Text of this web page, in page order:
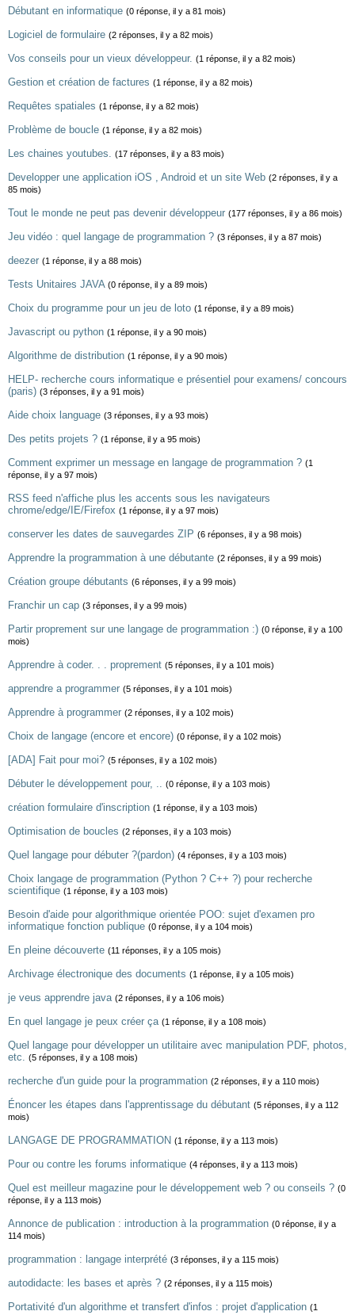
Débutant en informatique (0 réponse, il y a 81 mois)
Logiciel de formulaire (2 réponses, il y a 82 mois)
Vos conseils pour un vieux développeur. (1 réponse, il y a 82 mois)
Gestion et création de factures (1 réponse, il y a 82 mois)
Requêtes spatiales (1 réponse, il y a 82 mois)
Problème de boucle (1 réponse, il y a 82 mois)
Les chaines youtubes. (17 réponses, il y a 83 mois)
Developper une application iOS , Android et un site Web (2 réponses, il y a
85 mois)
Tout le monde ne peut pas devenir développeur (177 réponses, il y a 86 mois)
Jeu vidéo : quel langage de programmation ? (3 réponses, il y a 87 mois)
deezer (1 réponse, il y a 88 mois)
Tests Unitaires JAVA (0 réponse, il y a 89 mois)
Choix du programme pour un jeu de loto (1 réponse, il y a 89 mois)
Javascript ou python (1 réponse, il y a 90 mois)
Algorithme de distribution (1 réponse, il y a 90 mois)
HELP- recherche cours informatique e présentiel pour examens/ concours
(paris) (3 réponses, il y a 91 mois)
Aide choix language (3 réponses, il y a 93 mois)
Des petits projets ? (1 réponse, il y a 95 mois)
Comment exprimer un message en langage de programmation ? (1
réponse, il y a 97 mois)
RSS feed n'affiche plus les accents sous les navigateurs
chrome/edge/IE/Firefox (1 réponse, il y a 97 mois)
conserver les dates de sauvegardes ZIP (6 réponses, il y a 98 mois)
Apprendre la programmation à une débutante (2 réponses, il y a 99 mois)
Création groupe débutants (6 réponses, il y a 99 mois)
Franchir un cap (3 réponses, il y a 99 mois)
Partir proprement sur une langage de programmation :) (0 réponse, il y a 100
mois)
Apprendre à coder. . . proprement (5 réponses, il y a 101 mois)
apprendre a programmer (5 réponses, il y a 101 mois)
Apprendre à programmer (2 réponses, il y a 102 mois)
Choix de langage (encore et encore) (0 réponse, il y a 102 mois)
[ADA] Fait pour moi? (5 réponses, il y a 102 mois)
Débuter le développement pour, .. (0 réponse, il y a 103 mois)
création formulaire d'inscription (1 réponse, il y a 103 mois)
Optimisation de boucles (2 réponses, il y a 103 mois)
Quel langage pour débuter ?(pardon) (4 réponses, il y a 103 mois)
Choix langage de programmation (Python ? C++ ?) pour recherche
scientifique (1 réponse, il y a 103 mois)
Besoin d'aide pour algorithmique orientée POO: sujet d'examen pro
informatique fonction publique (0 réponse, il y a 104 mois)
En pleine découverte (11 réponses, il y a 105 mois)
Archivage électronique des documents (1 réponse, il y a 105 mois)
je veus apprendre java (2 réponses, il y a 106 mois)
En quel langage je peux créer ça (1 réponse, il y a 108 mois)
Quel langage pour développer un utilitaire avec manipulation PDF, photos,
etc. (5 réponses, il y a 108 mois)
recherche d'un guide pour la programmation (2 réponses, il y a 110 mois)
Énoncer les étapes dans l'apprentissage du débutant (5 réponses, il y a 112
mois)
LANGAGE DE PROGRAMMATION (1 réponse, il y a 113 mois)
Pour ou contre les forums informatique (4 réponses, il y a 113 mois)
Quel est meilleur magazine pour le développement web ? ou conseils ? (0
réponse, il y a 113 mois)
Annonce de publication : introduction à la programmation (0 réponse, il y a
114 mois)
programmation : langage interprété (3 réponses, il y a 115 mois)
autodidacte: les bases et après ? (2 réponses, il y a 115 mois)
Portativité d'un algorithme et transfert d'infos : projet d'application (1